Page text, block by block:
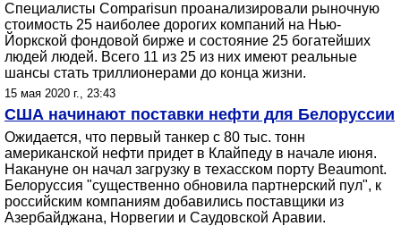
Специалисты Comparisun проанализировали рыночную
стоимость 25 наиболее дорогих компаний на Нью-
Йоркской фондовой бирже и состояние 25 богатейших
людей людей. Всего 11 из 25 из них имеют реальные
шансы стать триллионерами до конца жизни.
15 мая 2020 г., 23:43
США начинают поставки нефти для Белоруссии
Ожидается, что первый танкер с 80 тыс. тонн
американской нефти придет в Клайпеду в начале июня.
Накануне он начал загрузку в техасском порту Beaumont.
Белоруссия "существенно обновила партнерский пул", к
российским компаниям добавились поставщики из
Азербайджана, Норвегии и Саудовской Аравии.